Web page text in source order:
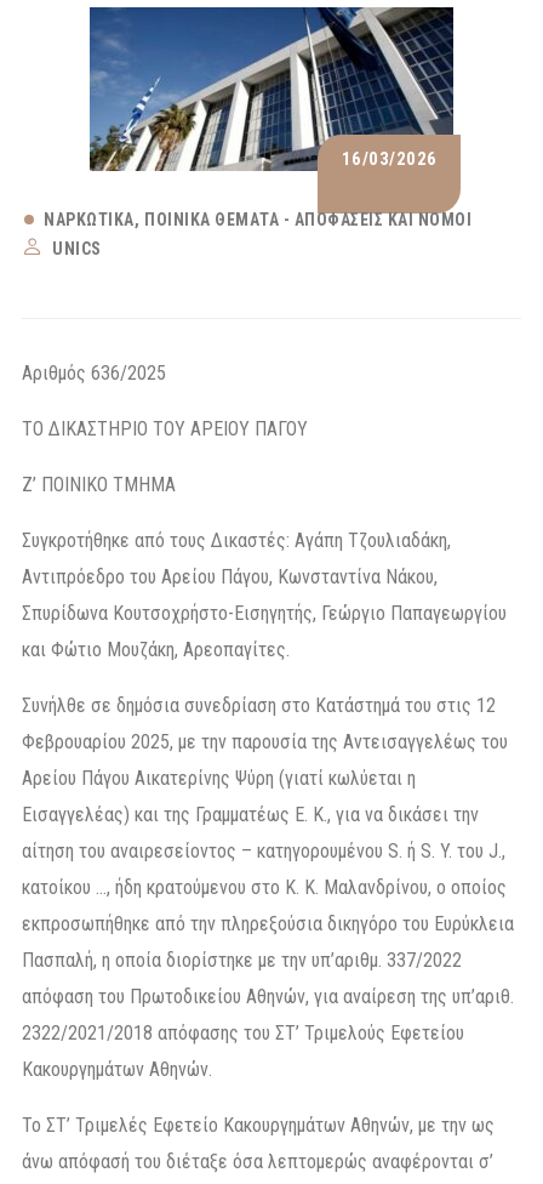
16/03/2026
ΝΑΡΚΩΤΙΚΆ
ΠΟΙΝΙΚΆ ΘΈΜΑΤΑ - ΑΠΟΦΆΣΕΙΣ ΚΑΙ ΝΌΜΟΙ
UNICS
Αριθμός 636/2025
ΤΟ ΔΙΚΑΣΤΗΡΙΟ ΤΟΥ ΑΡΕΙΟΥ ΠΑΓΟΥ
Ζ’ ΠΟΙΝΙΚΟ ΤΜΗΜΑ
Συγκροτήθηκε από τους Δικαστές: Αγάπη Τζουλιαδάκη,
Αντιπρόεδρο του Αρείου Πάγου, Κωνσταντίνα Νάκου,
Σπυρίδωνα Κουτσοχρήστο-Εισηγητής, Γεώργιο Παπαγεωργίου
και Φώτιο Μουζάκη, Αρεοπαγίτες.
Συνήλθε σε δημόσια συνεδρίαση στο Κατάστημά του στις 12
Φεβρουαρίου 2025, με την παρουσία της Αντεισαγγελέως του
Αρείου Πάγου Αικατερίνης Ψύρη (γιατί κωλύεται η
Εισαγγελέας) και της Γραμματέως Ε. Κ., για να δικάσει την
αίτηση του αναιρεσείοντος – κατηγορουμένου S. ή S. Y. του J.,
κατοίκου …, ήδη κρατούμενου στο Κ. Κ. Μαλανδρίνου, ο οποίος
εκπροσωπήθηκε από την πληρεξούσια δικηγόρο του Ευρύκλεια
Πασπαλή, η οποία διορίστηκε με την υπ’αριθμ. 337/2022
απόφαση του Πρωτοδικείου Αθηνών, για αναίρεση της υπ’αριθ.
2322/2021/2018 απόφασης του ΣΤ’ Τριμελούς Εφετείου
Κακουργημάτων Αθηνών.
Το ΣΤ’ Τριμελές Εφετείο Κακουργημάτων Αθηνών, με την ως
άνω απόφασή του διέταξε όσα λεπτομερώς αναφέρονται σ’